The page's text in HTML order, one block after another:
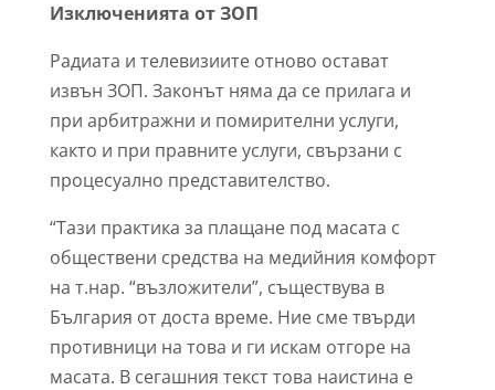
Изключенията от ЗОП
Радиата и телевизиите отново остават
извън ЗОП. Законът няма да се прилага и
при арбитражни и помирителни услуги,
както и при правните услуги, свързани с
процесуално представителство.
“Тази практика за плащане под масата с
обществени средства на медийния комфорт
на т.нар. “възложители”, съществува в
България от доста време. Ние сме твърди
противници на това и ги искам отгоре на
масата. В сегашния текст това наистина е